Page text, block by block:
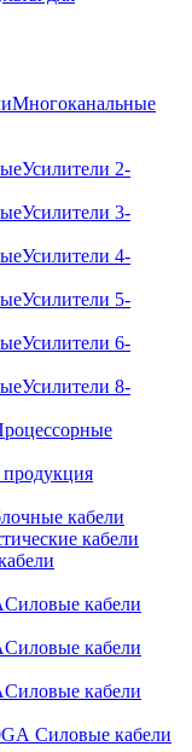
Многоканальные
Усилители 2-
Усилители 3-
Усилители 4-
Усилители 5-
Усилители 6-
Усилители 8-
продукция
кабели
кабели
Силовые кабели
Силовые кабели
Силовые кабели
Силовые кабели